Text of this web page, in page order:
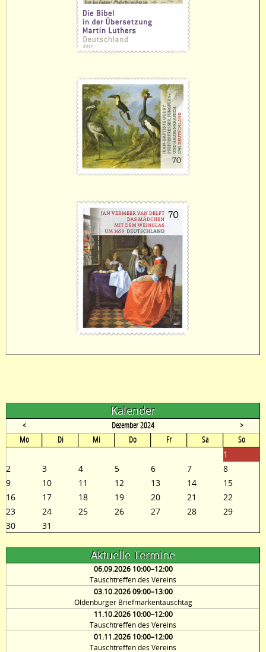
Kalender
< Dezember 2024
>
Montag Dienstag Mittwoch Donnerstag Freitag Samstag Sonntag
1
2
3 4 5 6 7
8
9
10 11 12 13 14
15
16
17 18 19 20 21
22
23
24 25 26 27 28
29
30
31
Aktuelle Termine
06.09.2026 10:00–12:00
Tauschtreffen des Vereins
03.10.2026 09:00–13:00
Oldenburger Briefmarkentauschtag
11.10.2026 10:00–12:00
Tauschtreffen des Vereins
01.11.2026 10:00–12:00
Tauschtreffen des Vereins